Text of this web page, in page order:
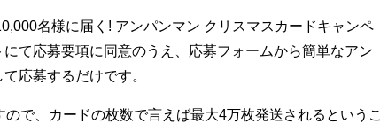
名様に届く! アンパンマン クリスマスカードキャンペ
て応募要項に同意のうえ、応募フォームから簡単なアン
応募するだけです。
で、カードの枚数で言えば最大4万枚発送されるというこ